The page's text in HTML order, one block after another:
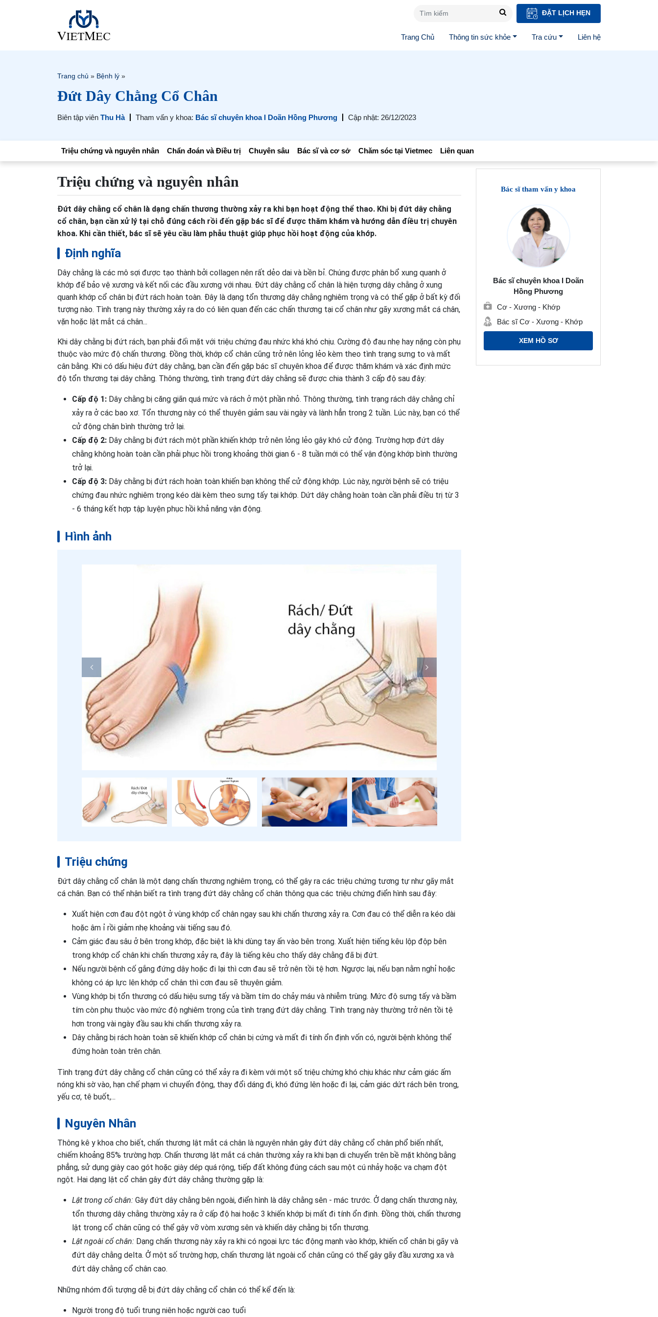
ĐẶT LỊCH HẸN
Trang Chủ Thông tin sức khỏe Tra cứu Liên hệ
Trang chủ » Bệnh lý »
Đứt Dây Chằng Cổ Chân
Biên tập viên Thu Hà Tham vấn y khoa: Bác sĩ chuyên khoa I Doãn Hồng Phương Cập nhật: 26/12/2023
Triệu chứng và nguyên nhân Chẩn đoán và Điều trị Chuyên sâu Bác sĩ và cơ sở Chăm sóc tại Vietmec Liên quan
Triệu chứng và nguyên nhân
Đứt dây chằng cổ chân là dạng chấn thương thường xảy ra khi bạn hoạt động thể thao. Khi bị đứt dây chằng
cổ chân, bạn cần xử lý tại chỗ đúng cách rồi đến gặp bác sĩ để được thăm khám và hướng dẫn điều trị chuyên
khoa. Khi cần thiết, bác sĩ sẽ yêu cầu làm phẫu thuật giúp phục hồi hoạt động của khớp.
Định nghĩa
Dây chằng là các mô sợi được tạo thành bởi collagen nên rất dẻo dai và bền bỉ. Chúng được phân bổ xung quanh ở
khớp để bảo vệ xương và kết nối các đầu xương với nhau. Đứt dây chằng cổ chân là hiện tượng dây chằng ở xung
quanh khớp cổ chân bị đứt rách hoàn toàn. Đây là dạng tổn thương dây chằng nghiêm trọng và có thể gặp ở bất kỳ đối
tượng nào. Tình trạng này thường xảy ra do có liên quan đến các chấn thương tại cổ chân như gãy xương mắt cá chân,
vặn hoặc lật mắt cá chân...
Khi dây chằng bị đứt rách, bạn phải đối mặt với triệu chứng đau nhức khá khó chịu. Cường độ đau nhẹ hay nặng còn phụ
thuộc vào mức độ chấn thương. Đồng thời, khớp cổ chân cũng trở nên lỏng lẻo kèm theo tình trạng sưng to và mất
cân bằng. Khi có dấu hiệu đứt dây chằng, bạn cần đến gặp bác sĩ chuyên khoa để được thăm khám và xác định mức
độ tổn thương tại dây chằng. Thông thường, tình trạng đứt dây chằng sẽ được chia thành 3 cấp độ sau đây:
Cấp độ 1: Dây chằng bị căng giãn quá mức và rách ở một phần nhỏ. Thông thường, tình trạng rách dây chằng chỉ
xảy ra ở các bao xơ. Tổn thương này có thể thuyên giảm sau vài ngày và lành hẳn trong 2 tuần. Lúc này, bạn có thể
cử động chân bình thường trở lại.
Cấp độ 2: Dây chằng bị đứt rách một phần khiến khớp trở nên lỏng lẻo gây khó cử động. Trường hợp đứt dây
chằng không hoàn toàn cần phải phục hồi trong khoảng thời gian 6 - 8 tuần mới có thể vận động khớp bình thường
trở lại.
Cấp độ 3: Dây chằng bị đứt rách hoàn toàn khiến bạn không thể cử động khớp. Lúc này, người bệnh sẽ có triệu
chứng đau nhức nghiêm trọng kéo dài kèm theo sưng tấy tại khớp. Dứt dây chằng hoàn toàn cần phải điều trị từ 3
- 6 tháng kết hợp tập luyện phục hồi khả năng vận động.
Hình ảnh
Triệu chứng
Đứt dây chằng cổ chân là một dạng chấn thương nghiêm trọng, có thể gây ra các triệu chứng tương tự như gãy mắt
cá chân. Bạn có thể nhận biết ra tình trạng đứt dây chằng cổ chân thông qua các triệu chứng điển hình sau đây:
Xuất hiện cơn đau đột ngột ở vùng khớp cổ chân ngay sau khi chấn thương xảy ra. Cơn đau có thể diễn ra kéo dài
hoặc âm ỉ rồi giảm nhẹ khoảng vài tiếng sau đó.
Cảm giác đau sâu ở bên trong khớp, đặc biệt là khi dùng tay ấn vào bên trong. Xuất hiện tiếng kêu lộp độp bên
trong khớp cổ chân khi chấn thương xảy ra, đây là tiếng kêu cho thấy dây chằng đã bị đứt.
Nếu người bệnh cố gắng đứng dậy hoặc đi lại thì cơn đau sẽ trở nên tồi tệ hơn. Ngược lại, nếu bạn nằm nghỉ hoặc
không có áp lực lên khớp cổ chân thì cơn đau sẽ thuyên giảm.
Vùng khớp bị tổn thương có dấu hiệu sưng tấy và bầm tím do chảy máu và nhiễm trùng. Mức độ sưng tấy và bầm
tím còn phụ thuộc vào mức độ nghiêm trọng của tình trạng đứt dây chằng. Tình trạng này thường trở nên tồi tệ
hơn trong vài ngày đầu sau khi chấn thương xảy ra.
Dây chằng bị rách hoàn toàn sẽ khiến khớp cổ chân bị cứng và mất đi tính ổn định vốn có, người bệnh không thể
đứng hoàn toàn trên chân.
Tình trạng đứt dây chằng cổ chân cũng có thể xảy ra đi kèm với một số triệu chứng khó chịu khác như cảm giác ấm
nóng khi sờ vào, hạn chế phạm vi chuyển động, thay đổi dáng đi, khó đứng lên hoặc đi lại, cảm giác dứt rách bên trong,
yếu cơ, tê buốt,...
Nguyên Nhân
Thông kê y khoa cho biết, chấn thương lật mắt cá chân là nguyên nhân gây đứt dây chằng cổ chân phổ biến nhất,
chiếm khoảng 85% trường hợp. Chấn thương lật mắt cá chân thường xảy ra khi bạn di chuyển trên bề mặt không bằng
phẳng, sử dụng giày cao gót hoặc giày dép quá rộng, tiếp đất không đúng cách sau một cú nhảy hoặc va chạm đột
ngột. Hai dạng lật cổ chân gây đứt dây chằng thường gặp là:
Lật trong cổ chân: Gây đứt dây chằng bên ngoài, điển hình là dây chằng sên - mác trước. Ở dạng chấn thương này,
tổn thương dây chằng thường xảy ra ở cấp độ hai hoặc 3 khiến khớp bị mất đi tính ổn định. Đồng thời, chấn thương
lật trong cổ chân cũng có thể gây vỡ vòm xương sên và khiến dây chằng bị tổn thương.
Lật ngoài cổ chân: Dạng chấn thương này xảy ra khi có ngoại lực tác động mạnh vào khớp, khiến cổ chân bị gãy và
đứt dây chằng delta. Ở một số trường hợp, chấn thương lật ngoài cổ chân cũng có thể gây gãy đầu xương xa và
đứt dây chằng cổ chân cao.
Những nhóm đối tượng dễ bị đứt dây chằng cổ chân có thể kể đến là:
Người trong độ tuổi trung niên hoặc người cao tuổi
Bác sĩ tham vấn y khoa
Bác sĩ chuyên khoa I Doãn
Hồng Phương
Cơ - Xương - Khớp
Bác sĩ Cơ - Xương - Khớp
XEM HỒ SƠ